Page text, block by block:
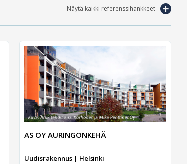
Näytä kaikki referenssihankkeet
AS OY AURINGONKEHÄ
Uudisrakennus | Helsinki